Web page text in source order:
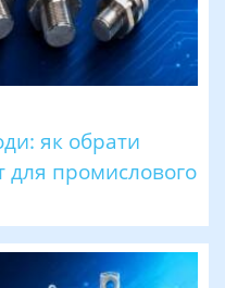
як обрати
промислового